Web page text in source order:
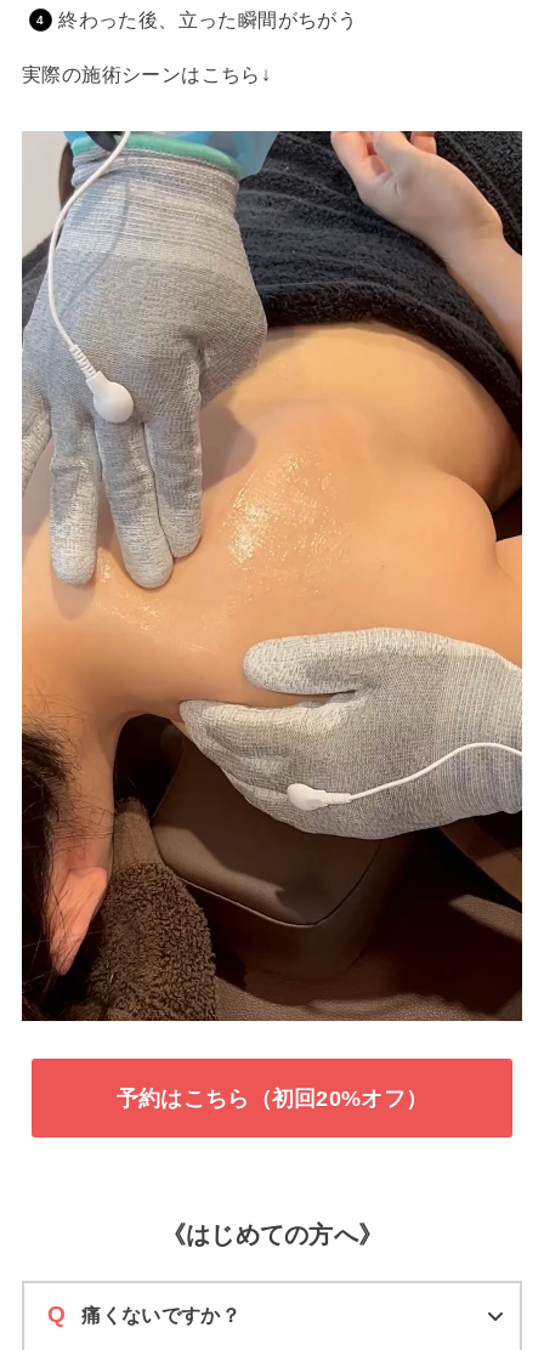
終わった後、立った瞬間がちがう
実際の施術シーンはこちら↓
予約はこちら（初回20%オフ）
《はじめての方へ》
痛くないですか？